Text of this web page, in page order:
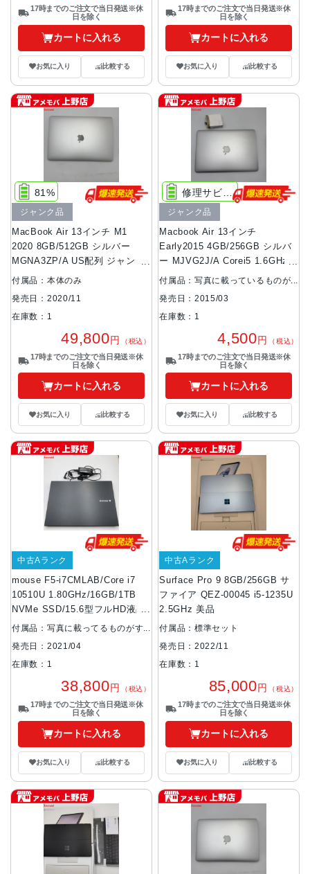
17時までのご注文で当日発送※休
日を除く
カートに入れる
お気に入り 比較する
17時までのご注文で当日発送※休
日を除く
カートに入れる
お気に入り 比較する
MacBook Air 13インチ M1
2020 8GB/512GB シルバー
MGNA3ZP/A US配列 ジャンク
品
81%
ジャンク品
付属品：本体のみ
発売日：2020/11
在庫数：1
49,800円 （税込）
17時までのご注文で当日発送※休
日を除く
カートに入れる
お気に入り 比較する
Macbook Air 13インチ
Early2015 4GB/256GB シルバ
ー MJVG2J/A Corei5 1.6GHz
ジャンク品
修理サビス推奨
ジャンク品
付属品：写真に載っているものが
全てです
発売日：2015/03
在庫数：1
4,500円 （税込）
17時までのご注文で当日発送※休
日を除く
カートに入れる
お気に入り 比較する
mouse F5-i7CMLAB/Core i7
10510U 1.80GHz/16GB/1TB
NVMe SSD/15.6型フルHD液晶
美品
中古Aランク
付属品：写真に載ってるものがす
べてです。
発売日：2021/04
在庫数：1
38,800円 （税込）
17時までのご注文で当日発送※休
日を除く
カートに入れる
お気に入り 比較する
Surface Pro 9 8GB/256GB サ
ファイア QEZ-00045 i5-1235U
2.5GHz 美品
中古Aランク
付属品：標準セット
発売日：2022/11
在庫数：1
85,000円 （税込）
17時までのご注文で当日発送※休
日を除く
カートに入れる
お気に入り 比較する